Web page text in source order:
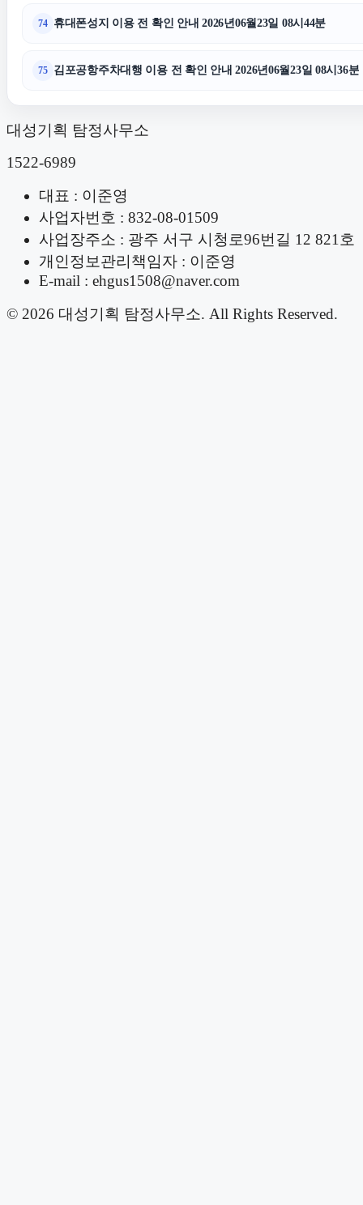
74 휴대폰성지 이용 전 확인 안내 2026년06월23일 08시44분
75 김포공항주차대행 이용 전 확인 안내 2026년06월23일 08시36분
대성기획 탐정사무소
1522-6989
대표 : 이준영
사업자번호 : 832-08-01509
사업장주소 : 광주 서구 시청로96번길 12 821호
개인정보관리책임자 : 이준영
E-mail : ehgus1508@naver.com
© 2026 대성기획 탐정사무소. All Rights Reserved.